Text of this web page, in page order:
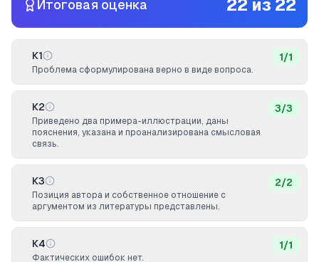
Итоговая оценка 22 из 22
К1
Проблема сформулирована верно в виде вопроса.
1/1
К2
Приведено два примера-иллюстрации, даны
пояснения, указана и проанализирована смысловая
связь.
3/3
К3
Позиция автора и собственное отношение с
аргументом из литературы представлены.
2/2
К4
Фактических ошибок нет.
1/1